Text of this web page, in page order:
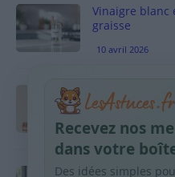
Vinaigre blanc
graisse
10 avril 2026
Taches
habitudes qui
9 avril 2026
Produits
Recevez nos
dans votre
Des idées simples